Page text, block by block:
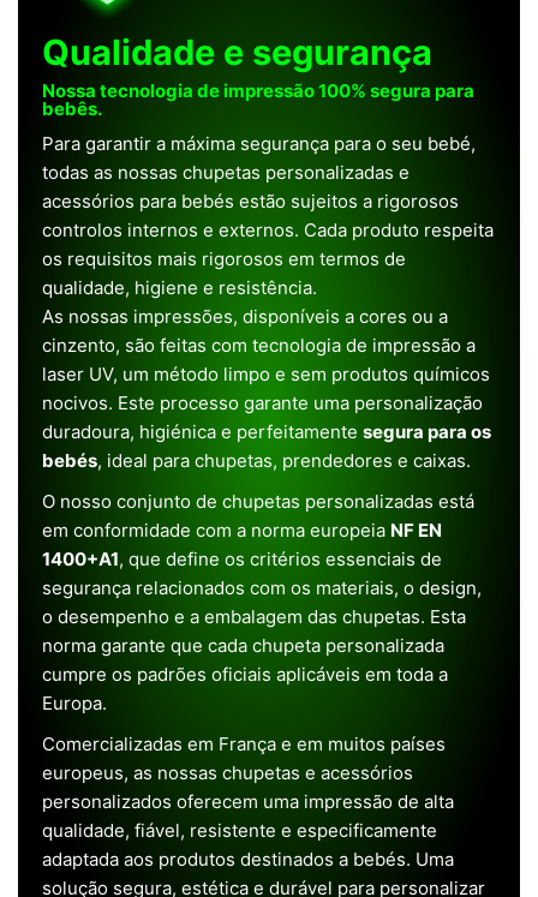
Qualidade e segurança
Nossa tecnologia de impressão 100% segura para
bebês.
Para garantir a máxima segurança para o seu bebé,
todas as nossas chupetas personalizadas e
acessórios para bebés estão sujeitos a rigorosos
controlos internos e externos. Cada produto respeita
os requisitos mais rigorosos em termos de
qualidade, higiene e resistência.
As nossas impressões, disponíveis a cores ou a
cinzento, são feitas com tecnologia de impressão a
laser UV, um método limpo e sem produtos químicos
nocivos. Este processo garante uma personalização
duradoura, higiénica e perfeitamente segura para os
bebés, ideal para chupetas, prendedores e caixas.
O nosso conjunto de chupetas personalizadas está
em conformidade com a norma europeia NF EN
1400+A1, que define os critérios essenciais de
segurança relacionados com os materiais, o design,
o desempenho e a embalagem das chupetas. Esta
norma garante que cada chupeta personalizada
cumpre os padrões oficiais aplicáveis em toda a
Europa.
Comercializadas em França e em muitos países
europeus, as nossas chupetas e acessórios
personalizados oferecem uma impressão de alta
qualidade, fiável, resistente e especificamente
adaptada aos produtos destinados a bebés. Uma
solução segura, estética e durável para personalizar